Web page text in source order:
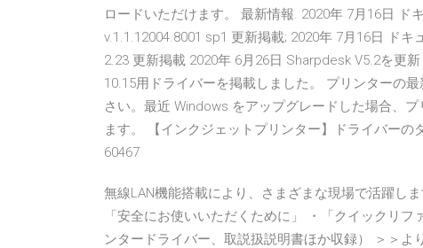
ロードいただけます。 最新情報. 2020年 7月16日
v.1.1.12004.8001 sp1 更新掲載; 2020年 7月16日 ド
2.23 更新掲載 2020年 6月26日 Sharpdesk V5.2を更
10.15用ドライバーを掲載しました。 プリンターの
さい。最近 Windows をアップグレードした場合、
ます。 【インクジェットプリンター】ドライバーの
60467
無線LAN機能搭載により、さまざまな現場で活躍し
「安全にお使いいただくために」 ・「クイックリ
ンタードライバー、取説扱説明書ほか収録） ＞＞よ